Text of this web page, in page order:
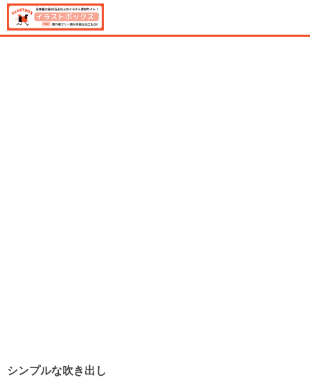
シンプルな吹き出し